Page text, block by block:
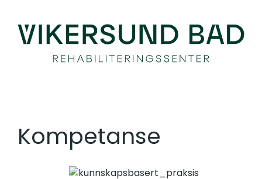
content
Kompetanse